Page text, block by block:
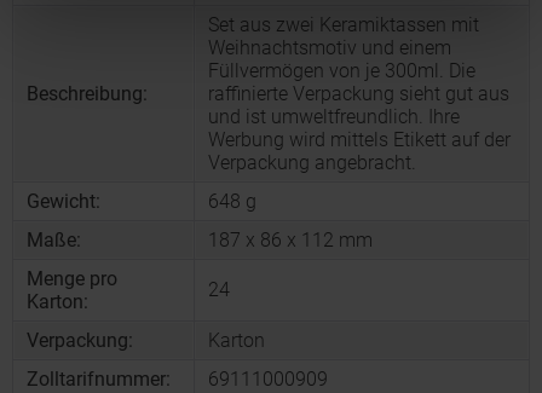
Beschreibung:
Set aus zwei Keramiktassen mit
Weihnachtsmotiv und einem
Füllvermögen von je 300ml. Die
raffinierte Verpackung sieht gut aus
und ist umweltfreundlich. Ihre
Werbung wird mittels Etikett auf der
Verpackung angebracht.
Gewicht:
648 g
Maße:
187 x 86 x 112 mm
Menge pro
Karton:
24
Verpackung:
Karton
Zolltarifnummer:
69111000909